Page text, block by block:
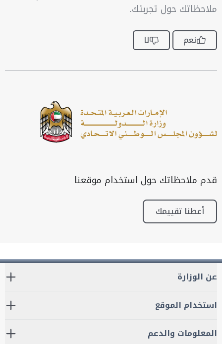
ملاحظاتك حول تجربتك.
نعم لا
قدم ملاحظاتك حول استخدام موقعنا
أعطنا تقييمك
عن الوزارة
استخدام الموقع
المعلومات والدعم